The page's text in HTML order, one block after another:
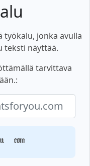
työkalu, jonka avulla
teksti näyttää.
tarvittava